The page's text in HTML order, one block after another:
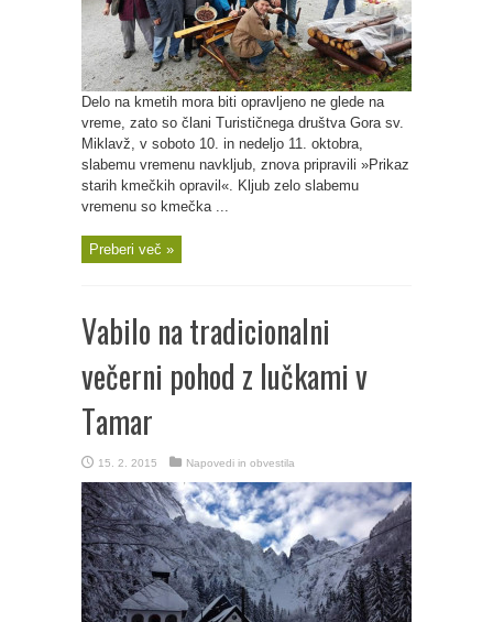
Delo na kmetih mora biti opravljeno ne glede na
vreme, zato so člani Turističnega društva Gora sv.
Miklavž, v soboto 10. in nedeljo 11. oktobra,
slabemu vremenu navkljub, znova pripravili »Prikaz
starih kmečkih opravil«. Kljub zelo slabemu
vremenu so kmečka ...
Preberi več »
Vabilo na tradicionalni
večerni pohod z lučkami v
Tamar
15. 2. 2015 Napovedi in obvestila